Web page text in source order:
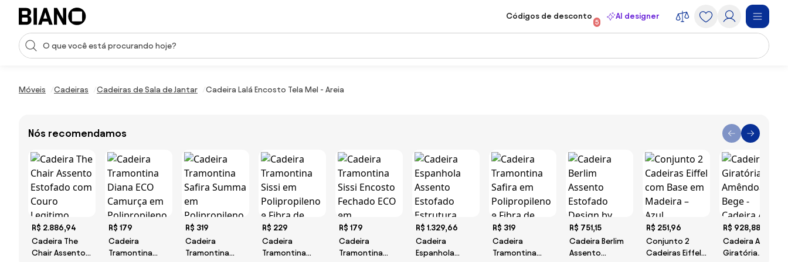
Saltar para o conteúdo
Entrada de pesquisa
Códigos de desconto
5
AI designer
Móveis Cadeiras Cadeiras de Sala de Jantar Cadeira Lalá Encosto Tela Mel - Areia
Nós recomendamos
R$ 2.886,94
Cadeira The
Chair Assento
R$ 179
Cadeira
Tramontina
R$ 319
Cadeira
Tramontina
R$ 229
Cadeira
Tramontina
R$ 179
Cadeira
Tramontina
R$ 1.329,66
Cadeira
Espanhola
R$ 319
Cadeira
Tramontina
R$ 751,15
Cadeira Berlim
Assento
R$ 251,96
Conjunto 2
Cadeiras Eiffel
R$ 928,88
Cadeira Ami
Giratória